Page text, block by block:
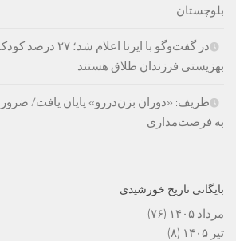
بلوچستان
در گفت‌وگو با ایرنا
بهزیستی فرزندان طلاق هستند
ظریف: «دوران بزن‌دررو» پایان یافت/
به فرصت‌مداری
بایگانی تاریخ خورشیدی
مرداد ۱۴۰۵
(۷۶)
تیر ۱۴۰۵
(۸)